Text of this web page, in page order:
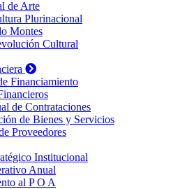
de Arte
Plurinacional
Montes
Cultural
Financiamiento
de Contrataciones
de Bienes y Servicios
Proveedores
Institucional
Anual
al P O A